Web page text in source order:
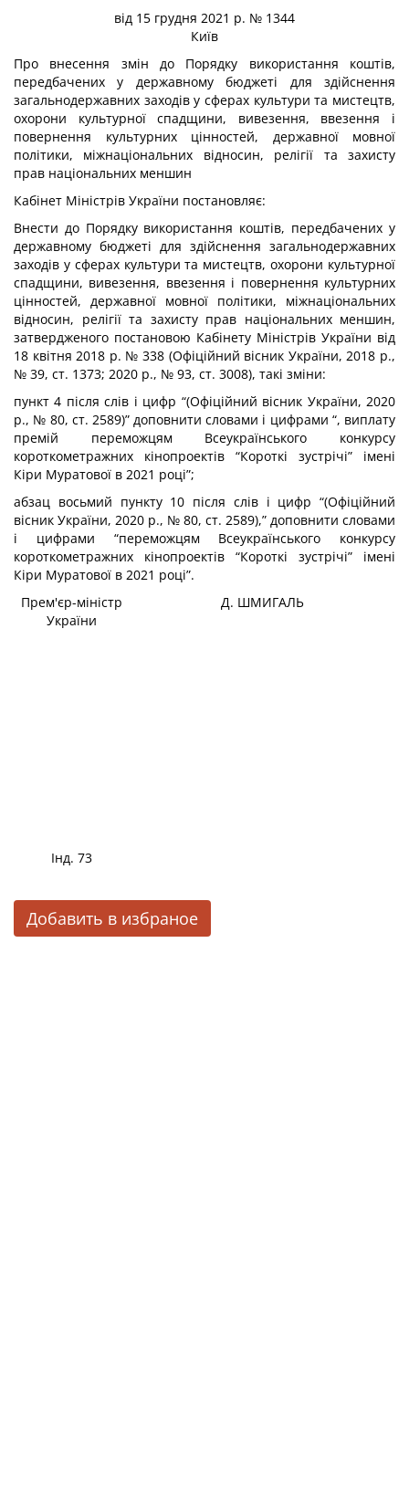
від 15 грудня 2021 р. № 1344
Київ
Про внесення змін до Порядку використання коштів,
передбачених у державному бюджеті для здійснення
загальнодержавних заходів у сферах культури та мистецтв,
охорони культурної спадщини, вивезення, ввезення і
повернення культурних цінностей, державної мовної
політики, міжнаціональних відносин, релігії та захисту
прав національних меншин
Кабінет Міністрів України постановляє:
Внести до Порядку використання коштів, передбачених у
державному бюджеті для здійснення загальнодержавних
заходів у сферах культури та мистецтв, охорони культурної
спадщини, вивезення, ввезення і повернення культурних
цінностей, державної мовної політики, міжнаціональних
відносин, релігії та захисту прав національних меншин,
затвердженого постановою Кабінету Міністрів України від
18 квітня 2018 р. № 338 (Офіційний вісник України, 2018 р.,
№ 39, ст. 1373; 2020 р., № 93, ст. 3008), такі зміни:
пункт 4 після слів і цифр “(Офіційний вісник України, 2020
р., № 80, ст. 2589)” доповнити словами і цифрами “, виплату
премій переможцям Всеукраїнського конкурсу
короткометражних кінопроектів “Короткі зустрічі” імені
Кіри Муратової в 2021 році”;
абзац восьмий пункту 10 після слів і цифр “(Офіційний
вісник України, 2020 р., № 80, ст. 2589),” доповнити словами
і цифрами “переможцям Всеукраїнського конкурсу
короткометражних кінопроектів “Короткі зустрічі” імені
Кіри Муратової в 2021 році”.
Прем'єр-міністр
України
Д. ШМИГАЛЬ
Інд. 73
Добавить в избраное